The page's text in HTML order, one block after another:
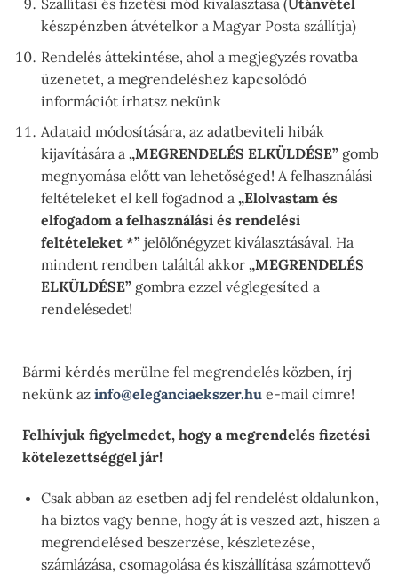
Szállítási és fizetési mód kiválasztása (Utánvétel
készpénzben átvételkor a Magyar Posta szállítja)
Rendelés áttekintése, ahol a megjegyzés rovatba
üzenetet, a megrendeléshez kapcsolódó
információt írhatsz nekünk
Adataid módosítására, az adatbeviteli hibák
kijavítására a „MEGRENDELÉS ELKÜLDÉSE”gomb
megnyomása előtt van lehetőséged! A felhasználási
feltételeket el kell fogadnod a „Elolvastam és
elfogadom a felhasználási és rendelési
feltételeket *”jelölőnégyzet kiválasztásával. Ha
mindent rendben találtál akkor „MEGRENDELÉS
ELKÜLDÉSE”gombra ezzel véglegesíted a
rendelésedet!
Bármi kérdés merülne fel megrendelés közben, írj
nekünk az info@eleganciaekszer.hu e-mail címre!
Felhívjuk figyelmedet, hogy a megrendelés fizetési
kötelezettséggel jár!
Csak abban az esetben adj fel rendelést oldalunkon,
ha biztos vagy benne, hogy át is veszed azt, hiszen a
megrendelésed beszerzése, készletezése,
számlázása, csomagolása és kiszállítása számottevő